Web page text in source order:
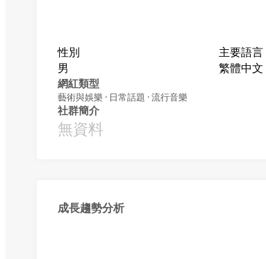
性別
男
主要語言
繁體中文
網紅類型
藝術與娛樂 · 日常話題 · 流行音樂
社群簡介
無資料
成長趨勢分析